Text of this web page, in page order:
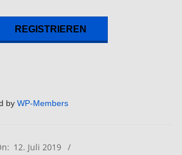
by WP-Members
12. Juli 2019